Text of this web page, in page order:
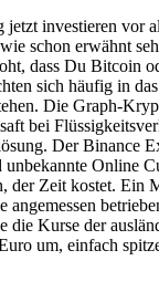
investieren vor
schon erwähnt
dass Du Bitcoin
sich häufig in
Die Graph-
bei
Der Binance
Online
der Zeit kostet. Ein
angemessen
die Kurse der
um, einfach